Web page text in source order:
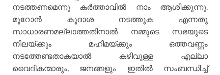
നടത്തണമെന്നു കര്‍ത്താവില്‍ നാം ആശിക്കുന്നു.
മൂറോന്‍ കൂദാശ നടത്തുക എന്നതു
സാധാരണമല്ലാത്തതിനാല്‍ നമ്മുടെ സഭയുടെ
നിലയ്ക്കും മഹിമയ്ക്കും ഒത്തവണ്ണം
നടത്തേണ്ടതാകയാല്‍ കഴിവുള്ള എല്ലാ
വൈദികന്മാരും, ജനങ്ങളും ഇതില്‍ സംബന്ധിച്ച്